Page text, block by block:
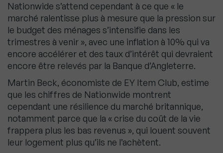
Nationwide s’attend cependant à ce que « le
marché ralentisse plus à mesure que la pression sur
le budget des ménages s’intensifie dans les
trimestres à venir », avec une inflation à 10% qui va
encore accélérer et des taux d’intérêt qui devraient
encore être relevés par la Banque d’Angleterre.
Martin Beck, économiste de EY Item Club, estime
que les chiffres de Nationwide montrent
cependant une résilience du marché britannique,
notamment parce que la « crise du coût de la vie
frappera plus les bas revenus », qui louent souvent
leur logement plus qu’ils ne l’achètent.